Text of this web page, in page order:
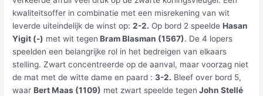
kwaliteitsoffer in combinatie met een misrekening van wit
leverde uiteindelijk de winst op:2-2. Op bord 2 speeldeHasan
Yigit (-) met wit tegen Bram Blasman (1567). De 4 lopers
speelden een belangrijke rol in het bedreigen van elkaars
stelling. Zwart concentreerde op de aanval, maar voorzag niet
de mat met de witte dame en paard :3-2. Bleef over bord 5,
waarBert Maas (1109) met zwart speelde tegen John Stellé